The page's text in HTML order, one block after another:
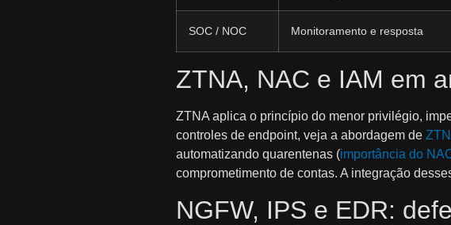
SOC / NOC Monitoramento e resposta
ZTNA, NAC e IAM em
ZTNA aplica o princípio do menor privilégio,
controles de endpoint, veja a abordagem de
automatizando quarentenas (importância do
comprometimento de contas. A integração
NGFW, IPS e EDR: